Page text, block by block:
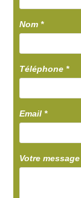
Nom*
Téléphone*
Email*
Votre